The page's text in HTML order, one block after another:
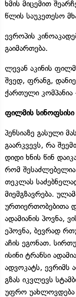
ხმის მიცემით
წლის საუკეთესო
ევროპის
გაიმართება.
ლევან აკინის
შვედ, ფრანგ,
ქართული
ფილმის სინოფსისი
პენსიაზე გასული
გაარკვევს, რა
დიდი ხნის წინ
რომ
თეკლას
მიემგზავრება.
ურთიერთობებითა
ადამიანის პოვნა,
ეპოვნა, ბევრად
აჩის ეგონათ.
ისინი ტრანსი
ადვოკატს, ევრიმს
გზას იკვლევს
უფრო უახლოვდება